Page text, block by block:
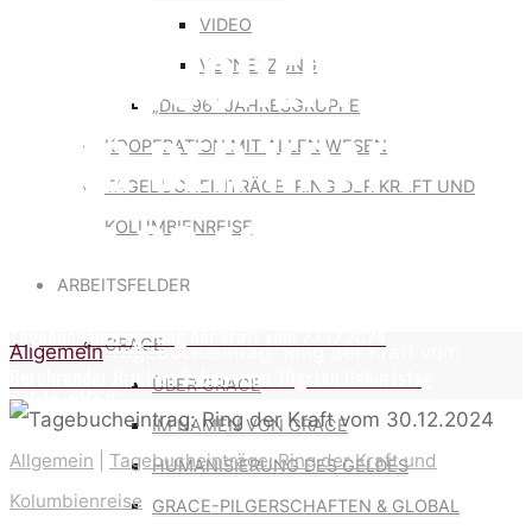
VIDEO
VERNETZUNG
„DIE 96“ JAHRESGRUPPE
KOOPERATION MIT ALLEN WESEN
TAGEBUCHEINTRÄGE: RING DER KRAFT UND
KOLUMBIENREISE
ARBEITSFELDER
GRACE
ÜBER GRACE
IM NAMEN VON GRACE
HUMANISIERUNG DES GELDES
GRACE-PILGERSCHAFTEN & GLOBAL
TAGEBUCHEINTRAG:
RING DER KRAFT
VOM 30.12.2024
Home
Allgemein Tagebucheintrag: Ring der Kraft vom
30.12.2024
Tagebucheintrag: Ring der kraft vom 23.12.2024
Berührender Brief an Sabine zum 70gsten Geburtstag
Allgemein
Tagebucheinträge: Ring der Kraft und
Kolumbienreise